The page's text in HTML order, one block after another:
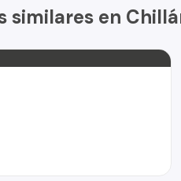
Ha**
similares en